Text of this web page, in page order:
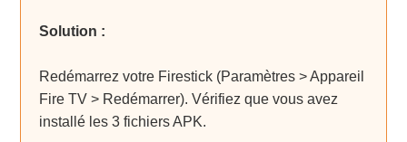
Solution :
Redémarrez votre Firestick (Paramètres > Appareil
Fire TV > Redémarrer). Vérifiez que vous avez
installé les 3 fichiers APK.